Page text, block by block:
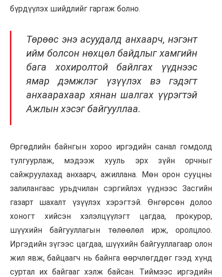
бүрдүүлэх шийдлийг гаргаж болно.
Төрөөс энэ асуудалд анхаарч, нэгэнт
ийм болсон нөхцөл байдлыг хамгийн
бага хохиролтой байлгах үүднээс
ямар дэмжлэг үзүүлэх вэ гэдэгт
анхаарахаар хянан шалгах үүрэгтэй
Ажлын хэсэг байгууллаа.
Өргөдлийн байнгын хороо иргэдийн санал гомдолд
тулгуурлаж, мэдээж хууль эрх зүйн орчныг
сайжруулахад анхаарч, ажиллана. Мөн орон сууцны
залилангаас урьдчилан сэргийлэх үүднээс Засгийн
газарт шахалт үзүүлэх хэрэгтэй. Өнгөрсөн долоо
хоногт хийсэн хэлэлцүүлэгт цагдаа, прокурор,
шүүхийн байгууллагын төлөөлөл ирж, оролцлоо.
Иргэдийн зүгээс цагдаа, шүүхийн байгууллагаар олон
жил явж, байцаагч нь байнга өөрчлөгддөг гээд хүнд
суртал их байгааг хэлж байсан. Тиймээс иргэдийн